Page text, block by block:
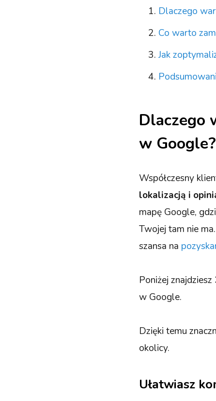
Dlaczego
Co warto
Jak
Dlaczego
w Google?
Współczesny
lokalizacją i
mapę Google,
Twojej tam nie
szansa na
Poniżej znajdziesz
w Google.
Dzięki temu
okolicy.
Ułatwiasz